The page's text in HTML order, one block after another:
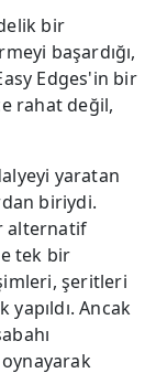
bir
başardığı,
Edges'in bir
rahat değil,
yaratan
biriydi.
alternatif
tek bir
şeritleri
Ancak
oynayarak